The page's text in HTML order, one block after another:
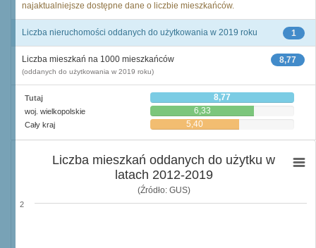
najaktualniejsze dostępne dane o liczbie mieszkańców.
1
Liczba nieruchomości oddanych do użytkowania w 2019 roku
8,77
Liczba mieszkań na 1000 mieszkańców
(oddanych do użytkowania w 2019 roku)
Tutaj 8,77
woj. wielkopolskie 6,33
Cały kraj 5,40
Liczba mieszkań oddanych do użytku w
latach 2012-2019
(Źródło: GUS)
2